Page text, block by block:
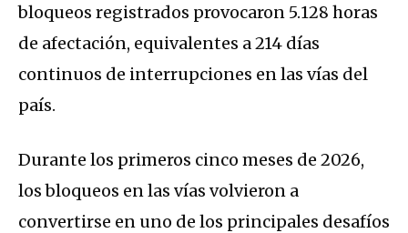
bloqueos registrados provocaron 5.128 horas
de afectación, equivalentes a 214 días
continuos de interrupciones en las vías del
país.
Durante los primeros cinco meses de 2026,
los bloqueos en las vías volvieron a
convertirse en uno de los principales desafíos